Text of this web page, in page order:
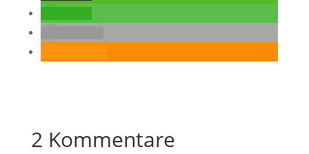
2 Kommentare